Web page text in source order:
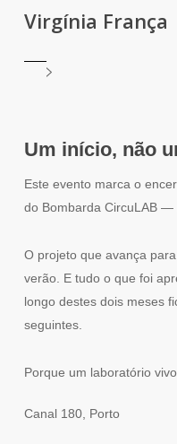
Virgínia França
Um início, não
Este evento marca o
do Bombarda CircuLAB —
O projeto que avança
verão. E tudo o que foi
longo destes dois meses
seguintes.
Porque um laboratório
Canal 180, Porto